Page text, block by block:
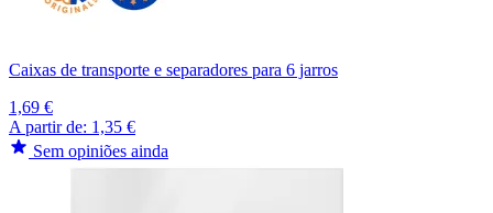
Caixas de transporte e separadores para 6 jarros
1,69 €
A partir de: 1,35 €
Sem opiniões ainda